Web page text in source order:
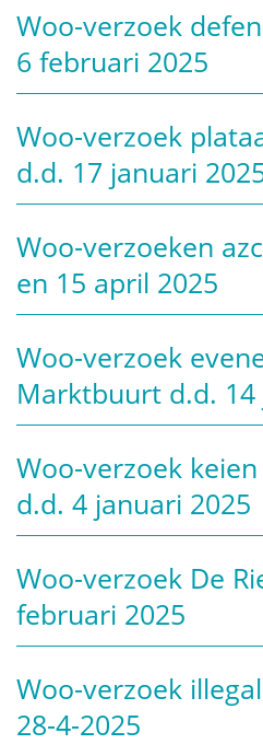
Woo-verzoek
6 februari 2025
Woo-verzoek
d.d. 17 januari
Woo-verzoeken
en 15 april 2025
Woo-verzoek
Marktbuurt d.d. 14
Woo-verzoek
d.d. 4 januari 2025
​​​​​Woo-verzoek De
februari 2025
Woo-verzoek
28-4-2025